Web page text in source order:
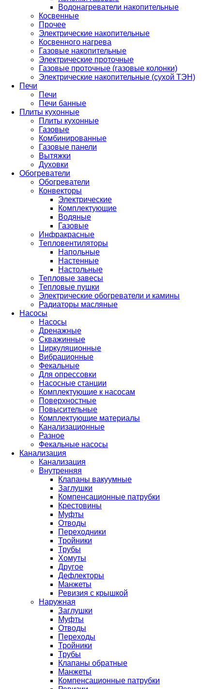
Водонагреватели накопительные
Косвенные
Прочее
Электрические накопительные
Косвенного нагрева
Газовые накопительные
Электрические проточные
Газовые проточные (газовые колонки)
Электрические накопительные (сухой ТЭН)
Печи
Печи
Печи банные
Плиты кухонные
Плиты кухонные
Газовые
Комбинированные
Газовые панели
Вытяжки
Духовки
Обогреватели
Обогреватели
Конвекторы
Электрические
Комплектующие
Водяные
Газовые
Инфракрасные
Тепловентиляторы
Напольные
Настенные
Настольные
Тепловые завесы
Тепловые пушки
Электрические обогреватели и камины
Радиаторы масляные
Насосы
Насосы
Дренажные
Скважинные
Циркуляционные
Вибрационные
Фекальные
Для опрессовки
Насосные станции
Комплектующие к насосам
Поверхностные
Повысительные
Комплектующие материалы
Канализационные
Разное
Фекальные насосы
Канализация
Канализация
Внутренняя
Клапаны вакуумные
Заглушки
Компенсационные патрубки
Крестовины
Муфты
Отводы
Переходники
Тройники
Трубы
Хомуты
Другое
Дефлекторы
Манжеты
Ревизия с крышкой
Наружная
Заглушки
Муфты
Отводы
Переходы
Тройники
Трубы
Клапаны обратные
Манжеты
Компенсационные патрубки